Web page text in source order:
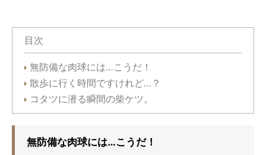
目次
無防備な肉球には…こうだ！
散歩に行く時間ですけれど…？
コタツに潜る瞬間の柴ケツ。
無防備な肉球には…こうだ！